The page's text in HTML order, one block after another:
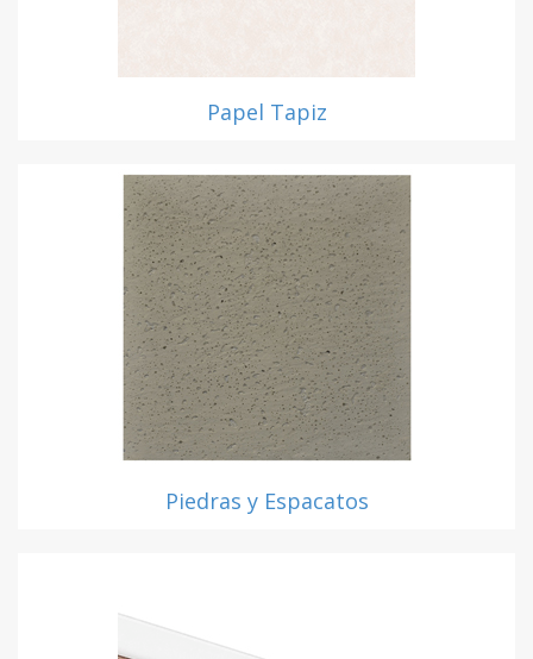
Papel Tapiz
Piedras y Espacatos